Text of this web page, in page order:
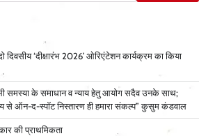
दिवसीय ‘दीक्षारंभ 2026’ ओरिएंटेशन कार्यक्रम का किया
भी समस्या के समाधान व न्याय हेतु आयोग सदैव उनके साथ;
से ऑन-द-स्पॉट निस्तारण ही हमारा संकल्प” कुसुम कंडवाल
की प्राथमिकता